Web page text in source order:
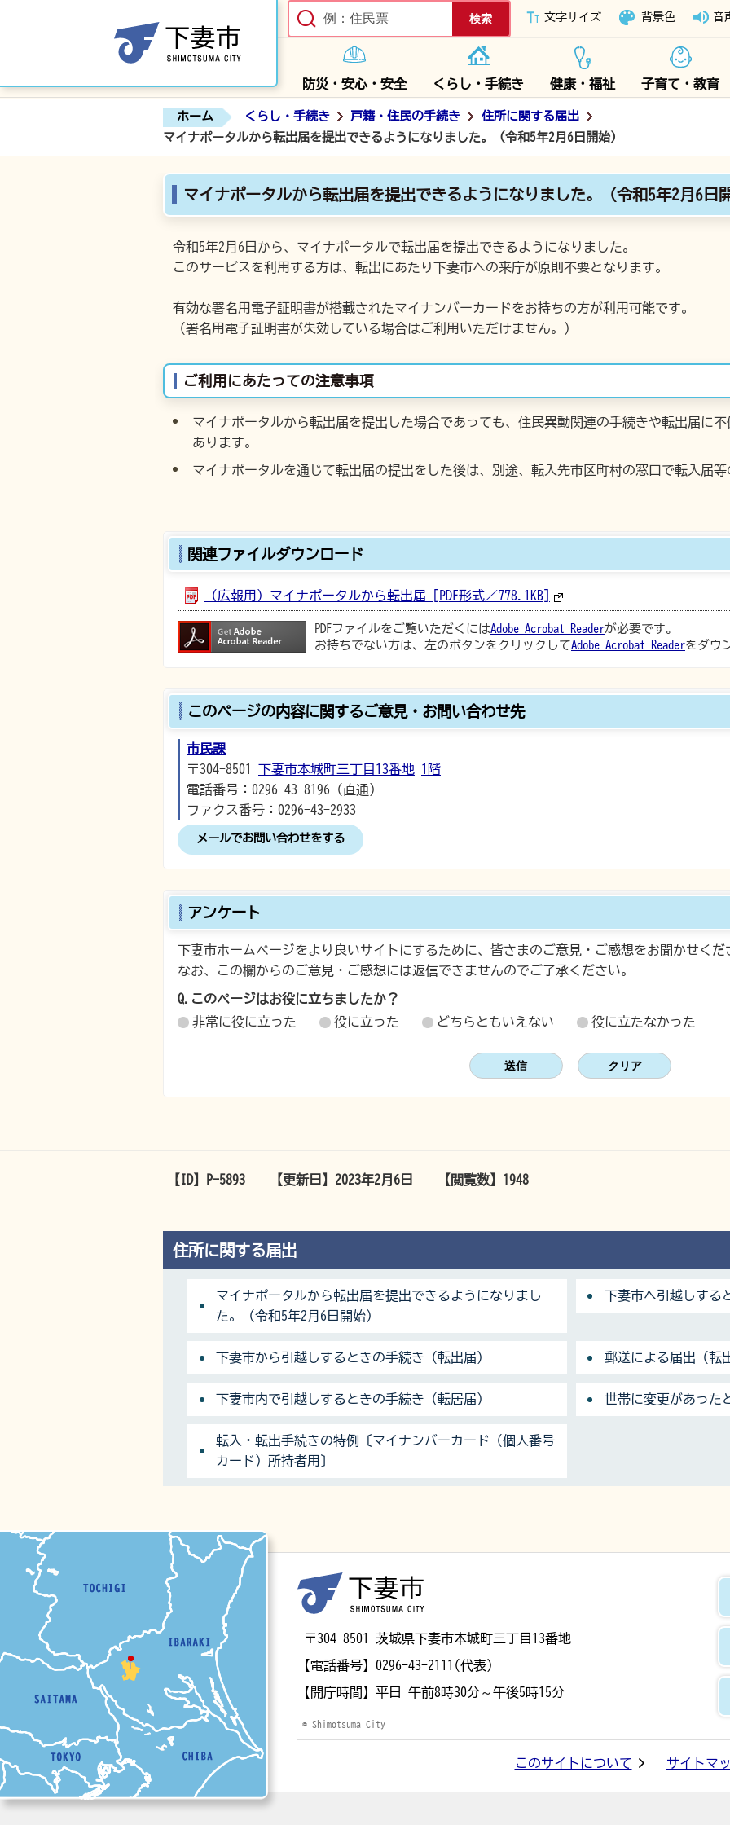
下妻市ホームページ
文字サイズ 背景色 音
防災・安心・安全 くらし・手続き 健康・福祉 子育て・教育
ホーム くらし・手続き 戸籍・住民の手続き
住所に関する届出
マイナポータルから転出届を提出できるようになりました。（令和5年2月6日開始）
マイナポータルから転出届を提出できるようになりました。（令和5年2月6日
令和5年2月6日から、マイナポータルで転出届を提出できるようになりました。
このサービスを利用する方は、転出にあたり下妻市への来庁が原則不要となります。
有効な署名用電子証明書が搭載されたマイナンバーカードをお持ちの方が利用可能です。
（署名用電子証明書が失効している場合はご利用いただけません。）
ご利用にあたっての注意事項
マイナポータルから転出届を提出した場合であっても、住民異動関連の手続きや転出届に
あります。
マイナポータルを通じて転出届の提出をした後は、別途、転入先市区町村の窓口で転入届
関連ファイルダウンロード
（広報用）マイナポータルから転出届 [PDF形式／778.1KB]
PDFファイルをご覧いただくにはAdobe Acrobat Readerが必要です。
お持ちでない方は、左のボタンをクリックしてAdobe Acrobat Readerをダウ
このページの内容に関するご意見・お問い合わせ先
市民課
〒304-8501 下妻市本城町三丁目13番地 1階
電話番号：0296-43-8196（直通）
ファクス番号：0296-43-2933
メールでお問い合わせをする
アンケート
下妻市ホームページをより良いサイトにするために、皆さまのご意見・ご感想をお聞かせくだ
なお、この欄からのご意見・ご感想には返信できませんのでご了承ください。
Q.このページはお役に立ちましたか？
非常に役に立った
役に立った どちらともいえない 役に立たなかった
【ID】 P-5893 【更新日】 2023年2月6日 【閲覧数】 1948
住所に関する届出
マイナポータルから転出届を提出できるようになりまし
た。（令和5年2月6日開始）
下妻市へ引越しする
下妻市から引越しするときの手続き（転出届） 郵送による届出（転
下妻市内で引越しするときの手続き（転居届） 世帯に変更があった
転入・転出手続きの特例〔マイナンバーカード（個人番号
カード）所持者用〕
〒304-8501 茨城県下妻市本城町三丁目13番地
【電話番号】 0296-43-2111(代表)
【開庁時間】 平日 午前8時30分～午後5時15分
© Shimotsuma City
このサイトについて サイトマ